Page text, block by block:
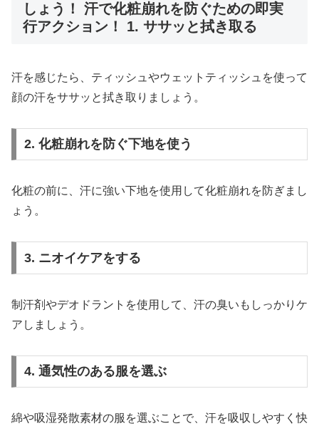
しょう！ 汗で化粧崩れを防ぐための即実
行アクション！ 1. ササッと拭き取る
汗を感じたら、ティッシュやウェットティッシュを使って
顔の汗をササッと拭き取りましょう。
2. 化粧崩れを防ぐ下地を使う
化粧の前に、汗に強い下地を使用して化粧崩れを防ぎまし
ょう。
3. ニオイケアをする
制汗剤やデオドラントを使用して、汗の臭いもしっかりケ
アしましょう。
4. 通気性のある服を選ぶ
綿や吸湿発散素材の服を選ぶことで、汗を吸収しやすく快